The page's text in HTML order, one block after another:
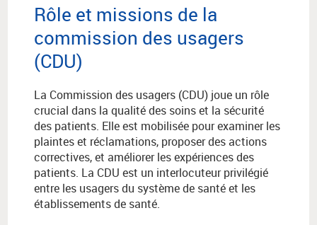
Rôle et missions de la
commission des usagers
(CDU)
La Commission des usagers (CDU) joue un rôle
crucial dans la qualité des soins et la sécurité
des patients. Elle est mobilisée pour examiner les
plaintes et réclamations, proposer des actions
correctives, et améliorer les expériences des
patients. La CDU est un interlocuteur privilégié
entre les usagers du système de santé et les
établissements de santé.